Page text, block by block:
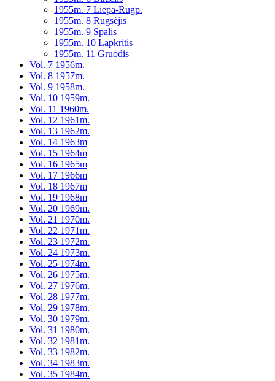
1955m. 7 Liepa-Rugp.
1955m. 8 Rugsėjis
1955m. 9 Spalis
1955m. 10 Lapkritis
1955m. 11 Gruodis
Vol. 7 1956m.
Vol. 8 1957m.
Vol. 9 1958m.
Vol. 10 1959m.
Vol. 11 1960m.
Vol. 12 1961m.
Vol. 13 1962m.
Vol. 14 1963m
Vol. 15 1964m
Vol. 16 1965m
Vol. 17 1966m
Vol. 18 1967m
Vol. 19 1968m
Vol. 20 1969m.
Vol. 21 1970m.
Vol. 22 1971m.
Vol. 23 1972m.
Vol. 24 1973m.
Vol. 25 1974m.
Vol. 26 1975m.
Vol. 27 1976m.
Vol. 28 1977m.
Vol. 29 1978m.
Vol. 30 1979m.
Vol. 31 1980m.
Vol. 32 1981m.
Vol. 33 1982m.
Vol. 34 1983m.
Vol. 35 1984m.